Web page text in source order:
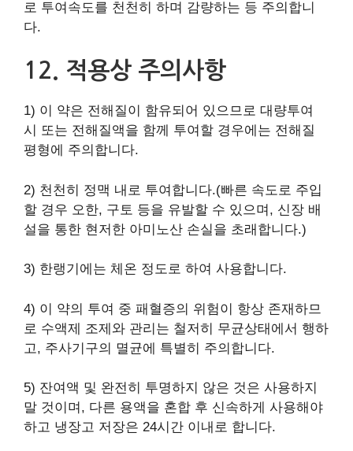
로 투여속도를 천천히 하며 감량하는 등 주의합니
다.
12. 적용상 주의사항
1) 이 약은 전해질이 함유되어 있으므로 대량투여
시 또는 전해질액을 함께 투여할 경우에는 전해질
평형에 주의합니다.
2) 천천히 정맥 내로 투여합니다.(빠른 속도로 주입
할 경우 오한, 구토 등을 유발할 수 있으며, 신장 배
설을 통한 현저한 아미노산 손실을 초래합니다.)
3) 한랭기에는 체온 정도로 하여 사용합니다.
4) 이 약의 투여 중 패혈증의 위험이 항상 존재하므
로 수액제 조제와 관리는 철저히 무균상태에서 행하
고, 주사기구의 멸균에 특별히 주의합니다.
5) 잔여액 및 완전히 투명하지 않은 것은 사용하지
말 것이며, 다른 용액을 혼합 후 신속하게 사용해야
하고 냉장고 저장은 24시간 이내로 합니다.